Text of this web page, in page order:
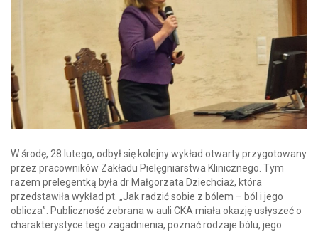
W środę, 28 lutego, odbył się kolejny wykład otwarty przygotowany
przez pracowników Zakładu Pielęgniarstwa Klinicznego. Tym
razem prelegentką była dr Małgorzata Dziechciaż, która
przedstawiła wykład pt. „Jak radzić sobie z bólem – ból i jego
oblicza”. Publiczność zebrana w auli CKA miała okazję usłyszeć o
charakterystyce tego zagadnienia, poznać rodzaje bólu, jego